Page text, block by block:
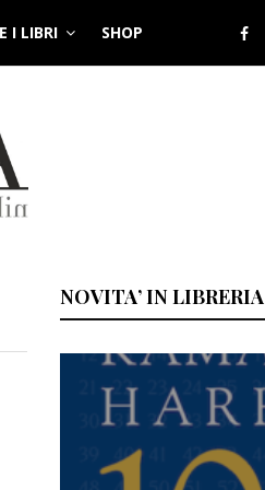
I LIBRI SHOP
NOVITA’ IN LIBRERIA